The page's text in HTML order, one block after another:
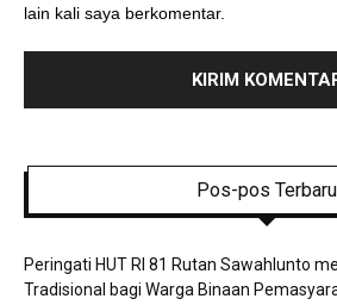
lain kali saya berkomentar.
Pos-pos Terbaru
Peringati HUT RI 81 Rutan Sawahlunto
Tradisional bagi Warga Binaan